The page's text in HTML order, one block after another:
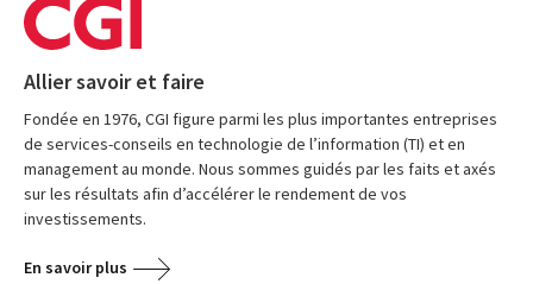
Allier savoir et faire
Fondée en 1976, CGI figure parmi les plus importantes entreprises
de services-conseils en technologie de l’information (TI) et en
management au monde. Nous sommes guidés par les faits et axés
sur les résultats afin d’accélérer le rendement de vos
investissements.
En savoir plus